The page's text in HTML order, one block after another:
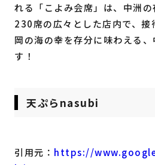
れる「こよみ会席」は、中洲の
230席の広々とした店内で、接
岡の海の幸を存分に味わえる
す！
天ぷらnasubi
引用元： https://